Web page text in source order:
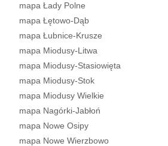
mapa Łady Polne
mapa Łętowo-Dąb
mapa Łubnice-Krusze
mapa Miodusy-Litwa
mapa Miodusy-Stasiowięta
mapa Miodusy-Stok
mapa Miodusy Wielkie
mapa Nagórki-Jabłoń
mapa Nowe Osipy
mapa Nowe Wierzbowo